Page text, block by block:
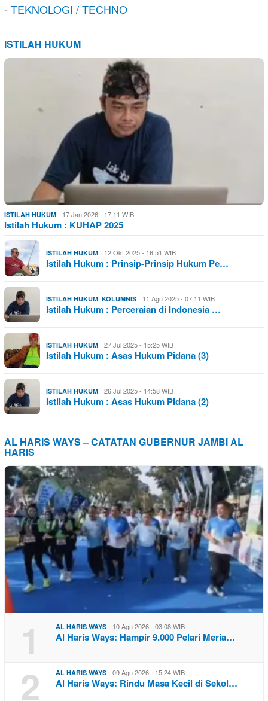
-TEKNOLOGI / TECHNO
ISTILAH HUKUM
ISTILAH HUKUM 17 Jan 2026 - 17:11 WIB
Istilah Hukum : KUHAP 2025
ISTILAH HUKUM 12 Okt 2025 - 16:51 WIB
Istilah Hukum : Prinsip-Prinsip Hukum Pe…
ISTILAH HUKUM KOLUMNIS 11 Agu 2025 - 07:11 WIB
Istilah Hukum : Perceraian di Indonesia …
ISTILAH HUKUM 27 Jul 2025 - 15:25 WIB
Istilah Hukum : Asas Hukum Pidana (3)
ISTILAH HUKUM 26 Jul 2025 - 14:58 WIB
Istilah Hukum : Asas Hukum Pidana (2)
AL HARIS WAYS – CATATAN GUBERNUR JAMBI AL
HARIS
1 AL HARIS WAYS 10 Agu 2026 - 03:08 WIB
Al Haris Ways: Hampir 9.000 Pelari Meria…
2 AL HARIS WAYS 09 Agu 2026 - 15:24 WIB
Al Haris Ways: Rindu Masa Kecil di Sekol…